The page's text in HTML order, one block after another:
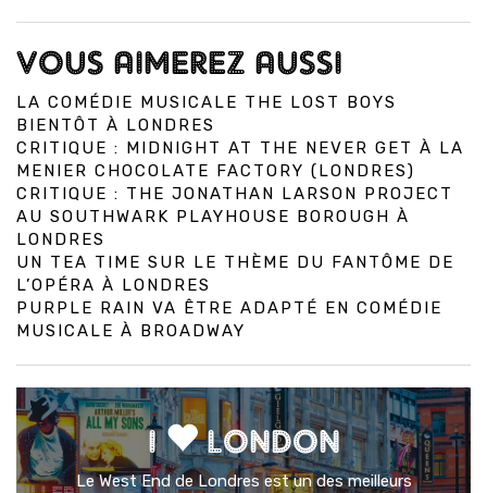
VOUS AIMEREZ AUSSI
LA COMÉDIE MUSICALE THE LOST BOYS
BIENTÔT À LONDRES
CRITIQUE : MIDNIGHT AT THE NEVER GET À LA
MENIER CHOCOLATE FACTORY (LONDRES)
CRITIQUE : THE JONATHAN LARSON PROJECT
AU SOUTHWARK PLAYHOUSE BOROUGH À
LONDRES
UN TEA TIME SUR LE THÈME DU FANTÔME DE
L’OPÉRA À LONDRES
PURPLE RAIN VA ÊTRE ADAPTÉ EN COMÉDIE
MUSICALE À BROADWAY
I LONDON
Le West End de Londres est un des meilleurs